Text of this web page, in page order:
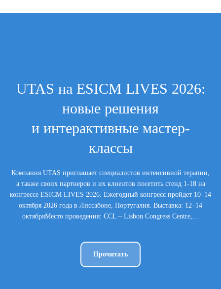
UTAS на ESICM LIVES 2026:
новые решения
и интерактивные мастер-
классы
Компания UTAS приглашает специалистов интенсивной терапии,
а также своих партнеров и их клиентов посетить стенд 1-18 на
конгрессе ESICM LIVES 2026. Ежегодный конгресс пройдет 10–14
октября 2026 года в Лиссабоне, Португалия. Выставка: 12–14
октябряМесто проведения: CCL – Lisbon Congress Centre,…
Прочитать